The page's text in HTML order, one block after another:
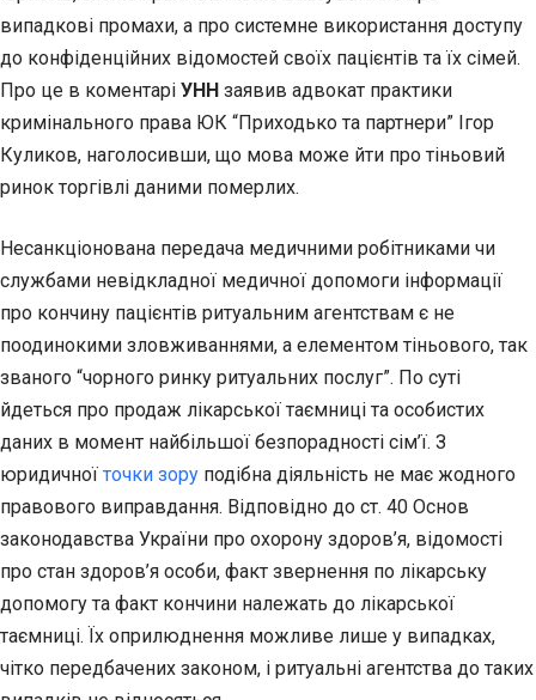
випадкові промахи, а про системне використання доступу
до конфіденційних відомостей своїх пацієнтів та їх сімей.
Про це в коментарі УНН заявив адвокат практики
кримінального права ЮК “Приходько та партнери” Ігор
Куликов, наголосивши, що мова може йти про тіньовий
ринок торгівлі даними померлих.
Несанкціонована передача медичними робітниками чи
службами невідкладної медичної допомоги інформації
про кончину пацієнтів ритуальним агентствам є не
поодинокими зловживаннями, а елементом тіньового, так
званого “чорного ринку ритуальних послуг”. По суті
йдеться про продаж лікарської таємниці та особистих
даних в момент найбільшої безпорадності сім’ї. З
юридичної точки зору подібна діяльність не має жодного
правового виправдання. Відповідно до ст. 40 Основ
законодавства України про охорону здоров’я, відомості
про стан здоров’я особи, факт звернення по лікарську
допомогу та факт кончини належать до лікарської
таємниці. Їх оприлюднення можливе лише у випадках,
чітко передбачених законом, і ритуальні агентства до таких